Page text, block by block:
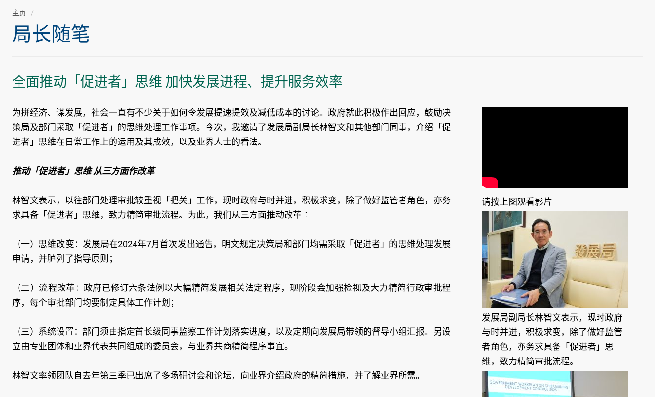
主页
局长随笔
全面推动「促进者」思维 加快发展进程、提升服务效率
为拼经济、谋发展，社会一直有不少关于如何令发展提速提效及减低成本的讨论。政府就此积极作出回应，鼓励决
策局及部门采取「促进者」的思维处理工作事项。今次，我邀请了发展局副局长林智文和其他部门同事，介绍「促
进者」思维在日常工作上的运用及其成效，以及业界人士的看法。
推动「促进者」思维 从三方面作改革
林智文表示，以往部门处理审批较重视「把关」工作，现时政府与时并进，积极求变，除了做好监管者角色，亦务
求具备「促进者」思维，致力精简审批流程。为此，我们从三方面推动改革︰
（一）思维改变：发展局在2024年7月首次发出通告，明文规定决策局和部门均需采取「促进者」的思维处理发展
申请，并胪列了指导原则；
（二）流程改革：政府已修订六条法例以大幅精简发展相关法定程序，现阶段会加强检视及大力精简行政审批程
序，每个审批部门均要制定具体工作计划；
（三）系统设置：部门须由指定首长级同事监察工作计划落实进度，以及定期向发展局带领的督导小组汇报。另设
立由专业团体和业界代表共同组成的委员会，与业界共商精简程序事宜。
林智文率领团队自去年第三季已出席了多场研讨会和论坛，向业界介绍政府的精简措施，并了解业界所需。
请按上图观看影片
发展局副局长林智文表示，现时政府
与时并进，积极求变，除了做好监管
者角色，亦务求具备「促进者」思
维，致力精简审批流程。